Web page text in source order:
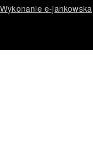
Wykonanie e-jankowska